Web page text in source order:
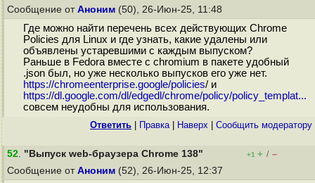
Сообщение от Аноним (50), 26-Июн-25, 11:48
Где можно найти перечень всех действующих Chrome
Policies для Linux и где узнать, какие удалены или
объявлены устаревшими с каждым выпуском?
Раньше в Fedora вместе с chromium в пакете удобный
.json был, но уже несколько выпусков его уже нет.
https://chromeenterprise.google/policies/ и
https://dl.google.com/dl/edgedl/chrome/policy/policy_templat...
совсем неудобны для использования.
Ответить Правка| Наверх Cообщить модератору
52. "Выпуск web-браузера Chrome 138" +1 + / –
Сообщение от Аноним (52), 26-Июн-25, 12:37